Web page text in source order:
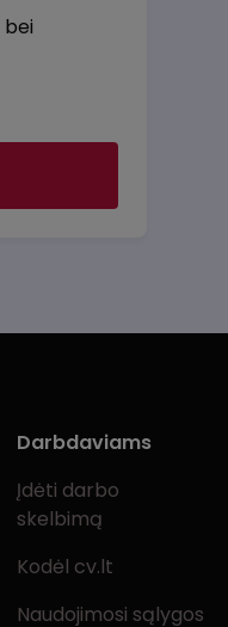
bei
Darbdaviams
Įdėti darbo
skelbimą
Kodėl cv.lt
Naudojimosi sąlygos